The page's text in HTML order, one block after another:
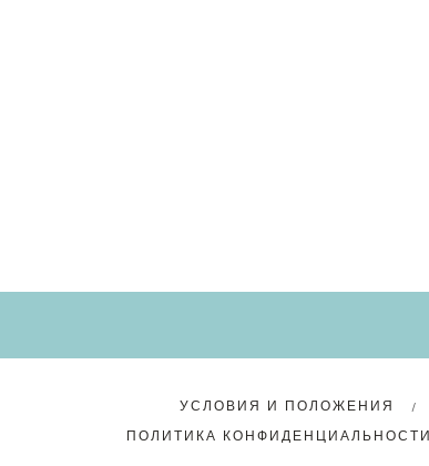
УСЛОВИЯ И ПОЛОЖЕНИЯ
ПОЛИТИКА КОНФИДЕНЦИАЛЬНОСТИ